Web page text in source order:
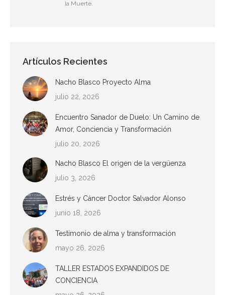
la Muerte.
Artículos Recientes
Nacho Blasco Proyecto Alma
julio 22, 2026
Encuentro Sanador de Duelo: Un Camino de
Amor, Conciencia y Transformación
julio 20, 2026
Nacho Blasco El origen de la vergüenza
julio 3, 2026
Estrés y Cáncer Doctor Salvador Alonso
junio 18, 2026
Testimonio de alma y transformación
mayo 26, 2026
TALLER ESTADOS EXPANDIDOS DE
CONCIENCIA